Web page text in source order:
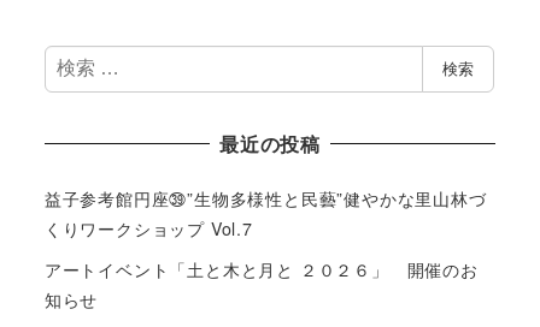
検
索
検索
最近の投稿
益子参考館円座㊴”生物多様性と民藝”健やかな里山林づ
くりワークショップ Vol.7
アートイベント「土と木と月と ２０２６」 開催のお
知らせ